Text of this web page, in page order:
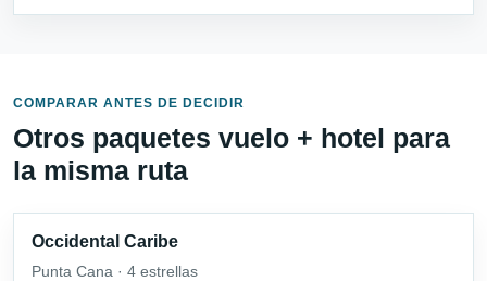
COMPARAR ANTES DE DECIDIR
Otros paquetes vuelo + hotel para
la misma ruta
Occidental Caribe
Punta Cana · 4 estrellas